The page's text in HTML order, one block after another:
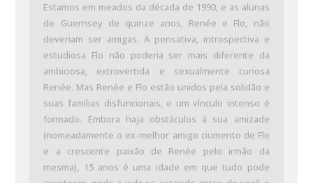
Estamos em meados da década de 1990, e as alunas
de Guernsey de quinze anos, Renée e Flo, não
deveriam ser amigas. A pensativa, introspectiva e
estudiosa Flo não poderia ser mais diferente da
ambiciosa, extrovertida e sexualmente curiosa
Renée. Mas Renée e Flo estão unidos pela solidão e
suas famílias disfuncionais, e um vínculo intenso é
formado. Embora haja obstáculos à sua amizade
(nomeadamente o ex-melhor amigo ciumento de Flo
e a crescente paixão de Renée pelo irmão da
mesma), 15 anos é uma idade em que tudo pode